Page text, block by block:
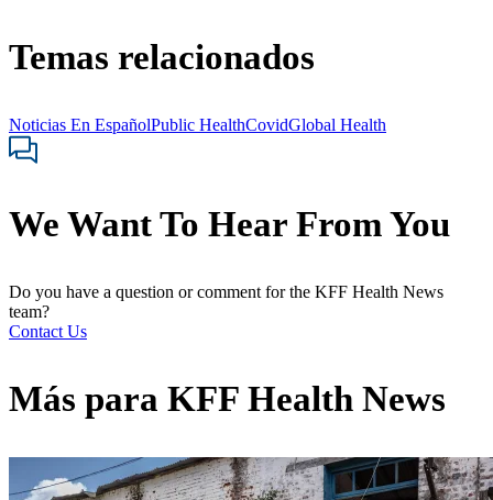
Temas relacionados
Noticias En EspañolPublic HealthCovidGlobal Health
We Want To Hear From You
Do you have a question or comment for the KFF Health News
team?
Contact Us
Más para KFF Health News